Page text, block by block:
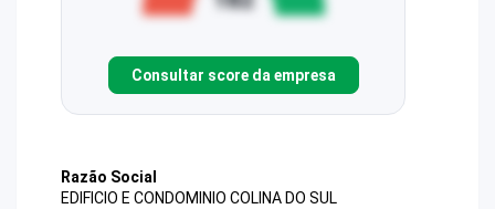
Consultar score da empresa
Razão Social
EDIFICIO E CONDOMINIO COLINA DO SUL